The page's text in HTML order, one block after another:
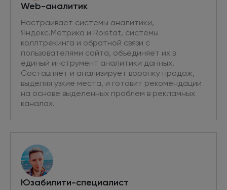
Web-аналитик
Настраивает системы аналитики,
Яндекс.Метрика и Roistat, системы
коллтрекинга и обратной связи с
пользователями сайта, объединяет их в
единый инструмент аналитики данных.
Составляет и анализирует воронку продаж,
выделяя узкие места, и готовит рекомендации
на основе выделенных проблем в рекламных
каналах.
Юзабилити-специалист